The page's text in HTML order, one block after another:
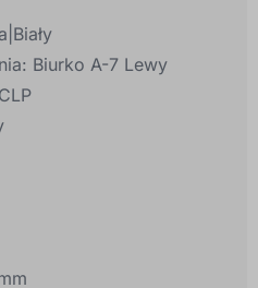
Biurko A-7 Lewy